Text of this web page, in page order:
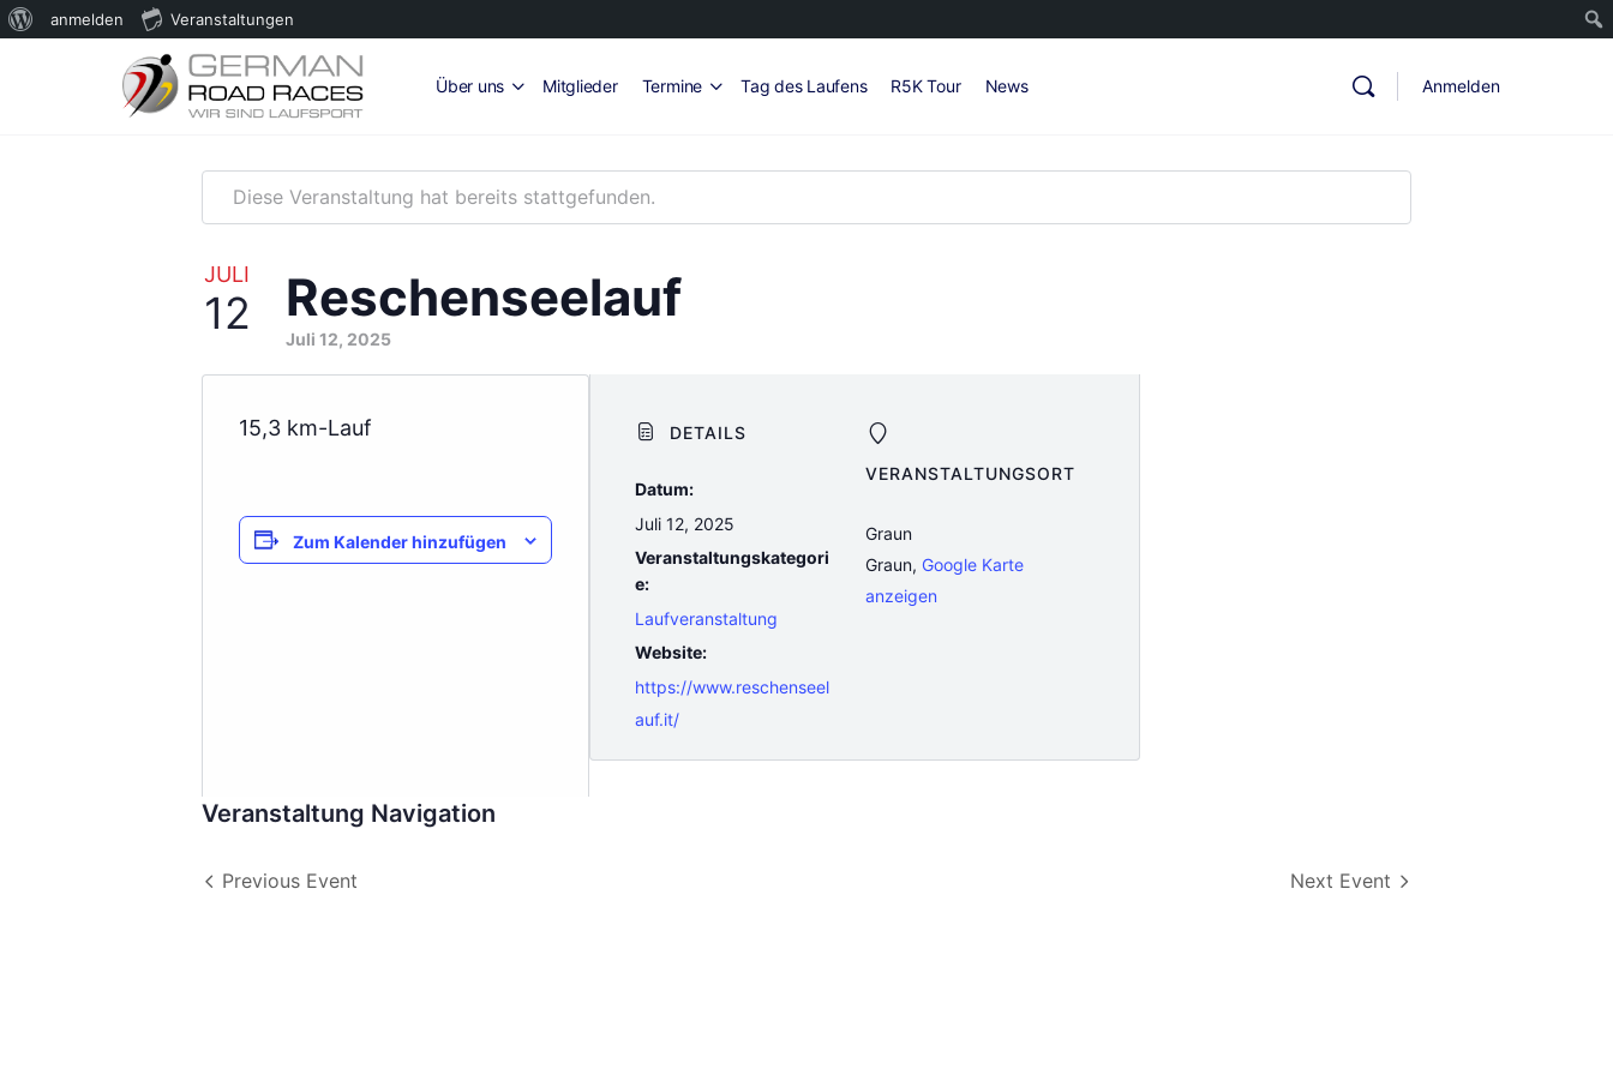
Über
anmelden Veranstaltungen
Über uns Mitglieder Termine Tag des Laufens R5K Tour News Anmelden
Diese Veranstaltung hat bereits stattgefunden.
JULI
12 Reschenseelauf
Juli 12, 2025
15,3 km-Lauf
Zum Kalender hinzufügen
DETAILS
Datum:
Juli 12, 2025
Veranstaltungskategori
e:
Laufveranstaltung
Website:
https://www.reschenseel
auf.it/
VERANSTALTUNGSORT
Graun
Graun, Google Karte
anzeigen
Veranstaltung Navigation
Previous Event Next Event